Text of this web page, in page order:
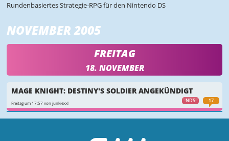
Rundenbasiertes Strategie-RPG für den Nintendo DS
NOVEMBER 2005
FREITAG
18. NOVEMBER
NDS 17
MAGE KNIGHT: DESTINY'S SOLDIER ANGEKÜNDIGT
Freitag um 17:57 von junkiexxl